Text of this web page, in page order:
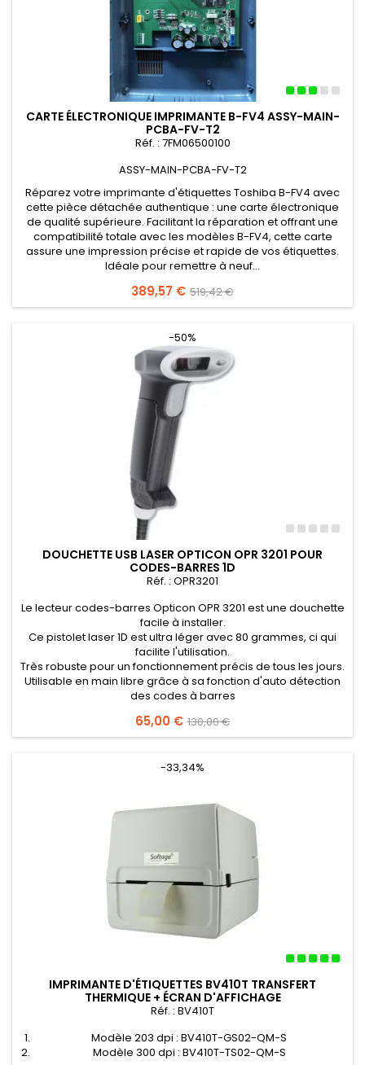
CARTE ÉLECTRONIQUE IMPRIMANTE B-FV4 ASSY-MAIN-
PCBA-FV-T2
Réf. : 7FM06500100
ASSY-MAIN-PCBA-FV-T2
Réparez votre imprimante d'étiquettes Toshiba B-FV4 avec
cette pièce détachée authentique : une carte électronique
de qualité supérieure. Facilitant la réparation et offrant une
compatibilité totale avec les modèles B-FV4, cette carte
assure une impression précise et rapide de vos étiquettes.
Idéale pour remettre à neuf...
Prix
389,57 € Prix
de
519,42 €
-50%
DOUCHETTE USB LASER OPTICON OPR 3201 POUR
CODES-BARRES 1D
Réf. : OPR3201
Le lecteur codes-barres Opticon OPR 3201 est une douchette
facile à installer.
Ce pistolet laser 1D est ultra léger avec 80 grammes, ci qui
facilite l'utilisation.
Très robuste pour un fonctionnement précis de tous les jours.
Utilisable en main libre grâce à sa fonction d'auto détection
des codes à barres
Prix
65,00 € Prix
de
130,00 €
-33,34%
IMPRIMANTE D'ÉTIQUETTES BV410T TRANSFERT
THERMIQUE + ÉCRAN D'AFFICHAGE
Réf. : BV410T
Modèle 203 dpi : BV410T-GS02-QM-S
Modèle 300 dpi : BV410T-TS02-QM-S